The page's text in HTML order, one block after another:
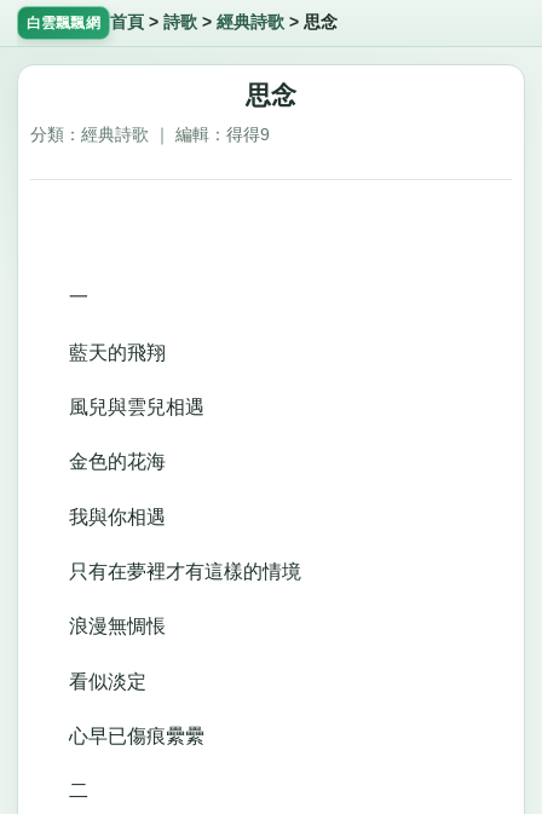
白雲飄飄網 首頁 > 詩歌> 經典詩歌> 思念
思念
分類：經典詩歌 ｜ 編輯：得得9
一
藍天的飛翔
風兒與雲兒相遇
金色的花海
我與你相遇
只有在夢裡才有這樣的情境
浪漫無惆悵
看似淡定
心早已傷痕纍纍
二